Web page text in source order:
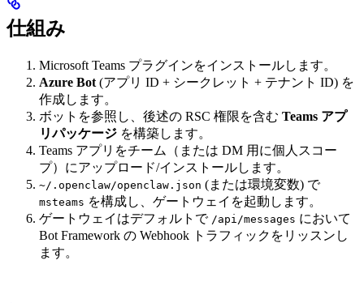
仕組み
Microsoft Teams プラグインをインストールします。
Azure Bot (アプリ ID + シークレット + テナント ID) を
作成します。
ボットを参照し、後述の RSC 権限を含む Teams アプ
リパッケージ を構築します。
Teams アプリをチーム（または DM 用に個人スコー
プ）にアップロード/インストールします。
~/.openclaw/openclaw.json (または環境変数) で
msteams を構成し、ゲートウェイを起動します。
ゲートウェイはデフォルトで /api/messages において
Bot Framework の Webhook トラフィックをリッスンし
ます。